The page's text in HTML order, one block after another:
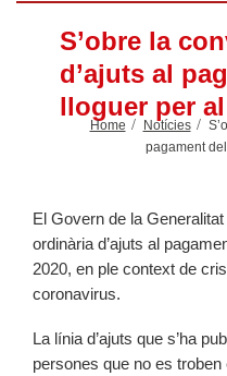
S’obre la
d’ajuts al
lloguer per al
Home Notícies
pagament
El Govern de la
ordinària d’ajuts al
2020, en ple context de
coronavirus.
La línia d’ajuts que s’ha
persones que no es